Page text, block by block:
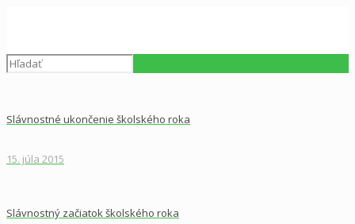
Slávnostné ukončenie školského roka
15. júla 2015
Slávnostný začiatok školského roka